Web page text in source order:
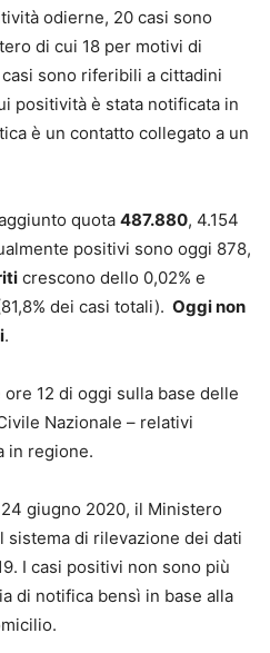
odierne, 20 casi sono
di cui 18 per motivi di
sono riferibili a cittadini
positività è stata notificata in
è un contatto collegato a un
quota 487.880, 4.154
positivi sono oggi 878,
crescono dello 0,02% e
dei casi totali). Oggi non
.
12 di oggi sulla base delle
Nazionale – relativi
in regione.
giugno 2020, il Ministero
sistema di rilevazione dei dati
I casi positivi non sono più
di notifica bensì in base alla